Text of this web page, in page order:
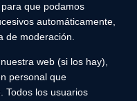
que podamos
automáticamente,
de moderación.
web (si los hay),
personal que
Todos los usuarios